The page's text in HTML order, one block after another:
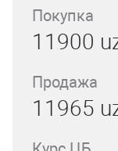
Покупка
11900
Продажа
11965